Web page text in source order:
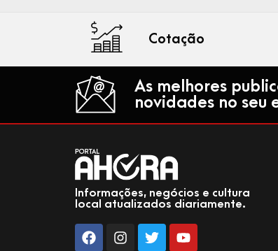
Cotação
As melhores
novidades no seu
Informações, negócios e cultura
local atualizados diariamente.